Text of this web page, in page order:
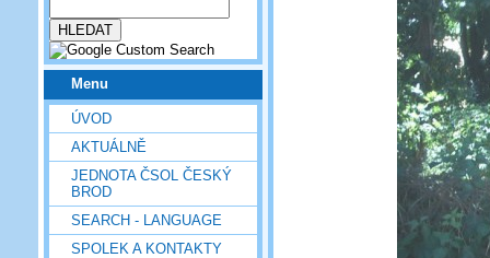
Menu
ÚVOD
AKTUÁLNĚ
JEDNOTA ČSOL ČESKÝ
BROD
SEARCH - LANGUAGE
SPOLEK A KONTAKTY